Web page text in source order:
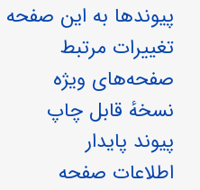
پیوندها به این صفحه
تغییرات مرتبط
صفحه‌های ویژه
نسخهٔ قابل چاپ
پیوند پایدار
اطلاعات صفحه